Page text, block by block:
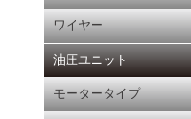
ワイヤー
油圧ユニット
モータータイプ